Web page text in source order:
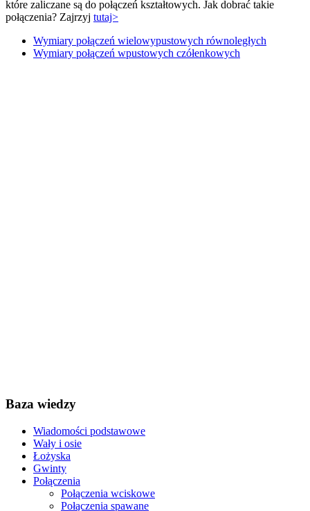
które zaliczane są do połączeń kształtowych. Jak dobrać takie
połączenia? Zajrzyj tutaj>
Wymiary połączeń wielowypustowych równoległych
Wymiary połączeń wpustowych czółenkowych
Baza wiedzy
Wiadomości podstawowe
Wały i osie
Łożyska
Gwinty
Połączenia
Połączenia wciskowe
Połączenia spawane